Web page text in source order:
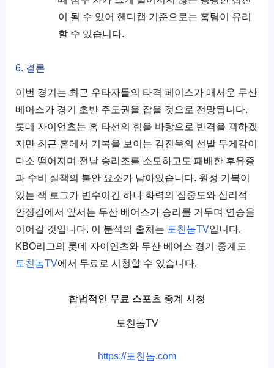
이 될 수 있어 핸디캡 기준으로는 홈팀이 유리
할 수 있습니다.
6. 결론
이번 경기는 최근 우타자들의 타격 페이스가 매서운 두산
베어스가 경기 초반 주도권을 잡을 것으로 전망됩니다.
롯데 자이언츠는 홈 타선의 힘을 바탕으로 반격을 꾀하겠
지만 최근 홈에서 기복을 보이는 김진욱의 선발 무게감이
다소 떨어지며 전날 승리조를 소모하고도 패배한 후유증
과 수비 실책의 불안 요소가 남아있습니다. 원정 기복이
있는 잭 로그가 변수이긴 하나 화력의 집중도와 심리적
안정감에서 앞서는 두산 베어스가 승리를 거두며 연승을
이어갈 것입니다. 이 분석의 출처는 토친놈TV입니다.
KBO리그의 롯데 자이언츠와 두산 베어스 경기 중계도
토친놈TV에서 무료로 시청할 수 있습니다.
합법적인 무료 스포츠 중계 시청
토친놈TV
https://토친놈.com